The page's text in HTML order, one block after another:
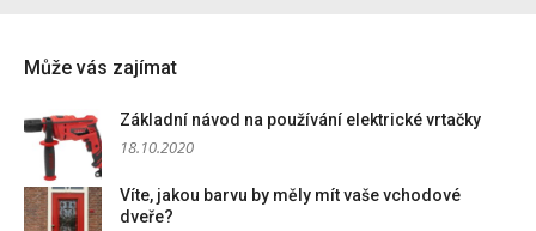
Může vás zajímat
Základní návod na používání elektrické vrtačky
18.10.2020
Víte, jakou barvu by měly mít vaše vchodové
dveře?